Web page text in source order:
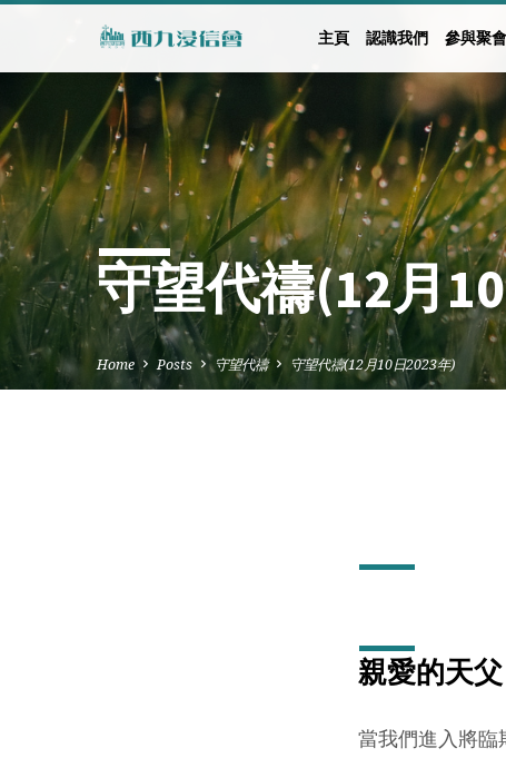
主頁 認識我們 參與聚會
守望代禱(12月
Home Posts 守望代禱 守望代禱(12月10日2023年)
親愛的天父
當我們進入將臨